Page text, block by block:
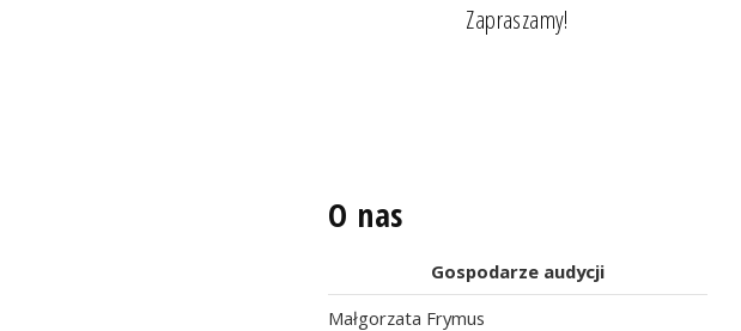
Zapraszamy!
O nas
Gospodarze audycji
Małgorzata Frymus